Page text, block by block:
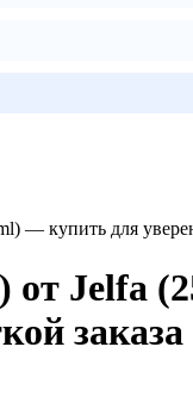
— купить для
Jelfa
заказа